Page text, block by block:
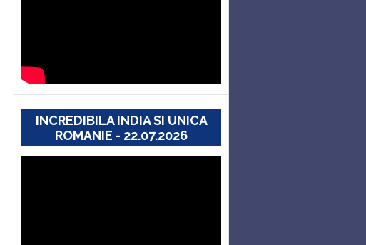
INCREDIBILA INDIA SI UNICA
ROMANIE - 22.07.2026